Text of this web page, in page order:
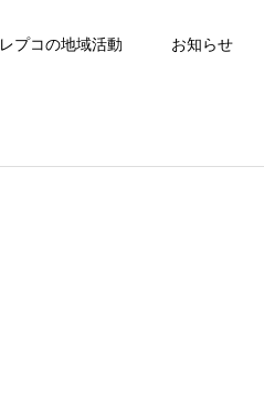
レプコの地域活動 お知らせ